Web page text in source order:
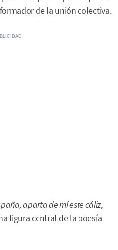
de la unión colectiva.
aparta de mí este cáliz,
figura central de la poesía